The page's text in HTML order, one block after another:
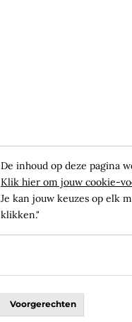
De inhoud op deze pagina
Klik hier om jouw cookie-
Je kan jouw keuzes op elk
klikken."
Voorgerechten